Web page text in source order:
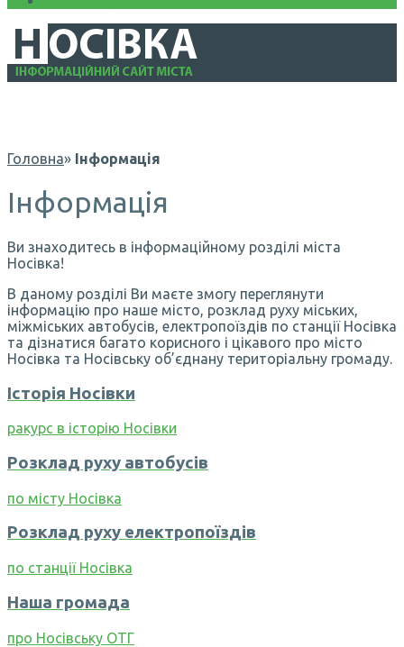
Головна» Інформація
Інформація
Ви знаходитесь в інформаційному розділі міста
Носівка!
В даному розділі Ви маєте змогу переглянути
інформацію про наше місто, розклад руху міських,
міжміських автобусів, електропоїздів по станції Носівка
та дізнатися багато корисного і цікавого про місто
Носівка та Носівську об’єднану територіальну громаду.
Історія Носівки
ракурс в історію Носівки
Розклад руху автобусів
по місту Носівка
Розклад руху електропоїздів
по станції Носівка
Наша громада
про Носівську ОТГ